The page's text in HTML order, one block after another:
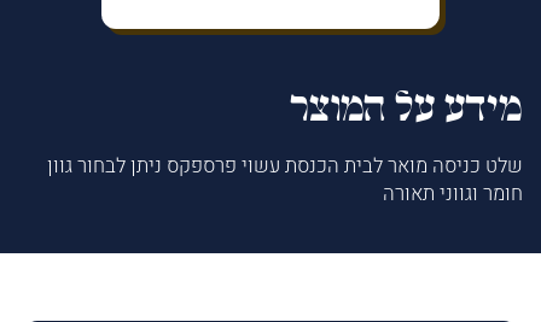
מידע על המוצר
שלט כניסה מואר לבית הכנסת עשוי פרספקס ניתן לבחור גוון
חומר וגווני תאורה